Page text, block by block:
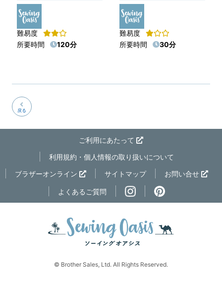
難易度
所要時間
120分
難易度
所要時間
30分
戻る
ご利用にあたって
利用規約・個人情報の取り扱いについて
ブラザーオンライン
サイトマップ お問い合せ
よくあるご質問
© Brother Sales, Ltd. All Rights Reserved.
ページの先